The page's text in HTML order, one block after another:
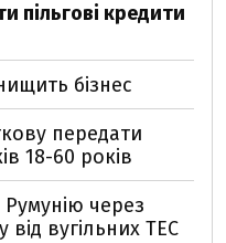
пільгові кредити
бізнес
передати
18-60 років
через
від вугільних ТЕС